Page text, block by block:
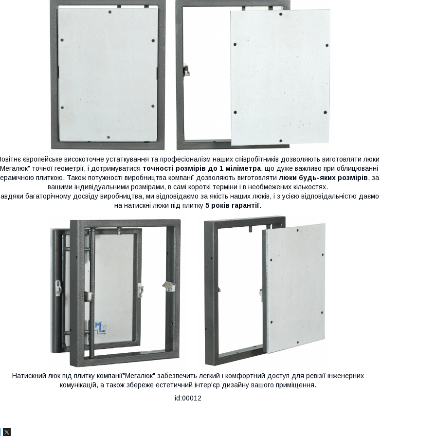
європейське високоточне устаткування та професіоналізм наших співробітників дозволяють виготовляти люки
точної геометрії, і дотримуватися точності розмірів до 1 міліметра, що дуже важливо при облицюванні
плиткою. Також потужності виробництва компанії дозволяють виготовляти люки будь-яких розмірів, за
вашими індивідуальними розмірами, в самі короткі терміни і в необмежених кількостях.
багаторічному досвіду виробництва, ми відповідаємо за якість наших люків, і з усією відповідальністю даємо
на натискні люки під плитку 5 років гарантії.
Натискний люк під плитку компанії"Мегалюк" забезпечить легкий і комфортний доступ для ревізії інженерних
комунікацій, а також збереже естетичний інтер'єр дизайну вашого приміщення.
id:00012